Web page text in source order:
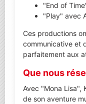
"End of
"Play" avec
Ces productions
communicative et
parfaitement aux
Que nous
Avec "Mona Lisa",
de son aventure